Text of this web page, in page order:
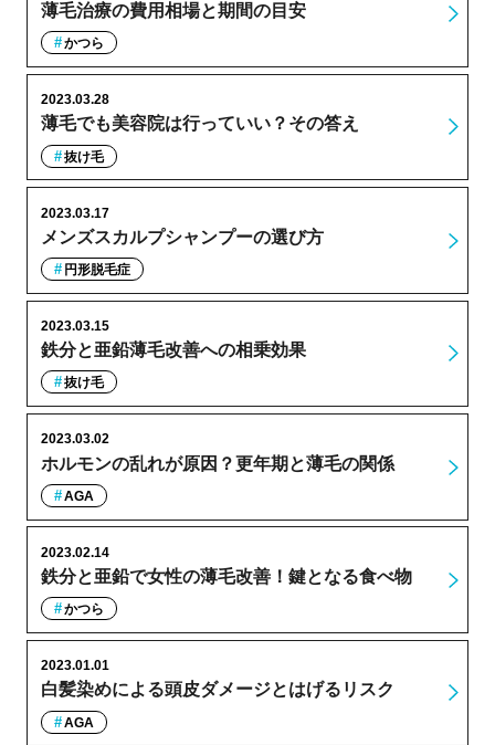
薄毛治療の費用相場と期間の目安
かつら
薄毛でも美容院は行っていい？その答え
2023.03.28
抜け毛
メンズスカルプシャンプーの選び方
2023.03.17
円形脱毛症
鉄分と亜鉛薄毛改善への相乗効果
2023.03.15
抜け毛
ホルモンの乱れが原因？更年期と薄毛の関係
2023.03.02
AGA
鉄分と亜鉛で女性の薄毛改善！鍵となる食べ物
2023.02.14
かつら
白髪染めによる頭皮ダメージとはげるリスク
2023.01.01
AGA